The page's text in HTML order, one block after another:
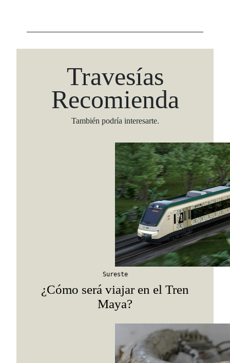
Travesías
Recomienda
También podría interesarte.
Sureste
¿Cómo será viajar en el Tren
Maya?